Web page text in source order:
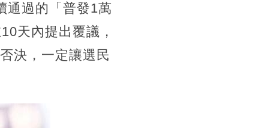
通過的「普發1萬
天內提出覆議，
決，一定讓選民